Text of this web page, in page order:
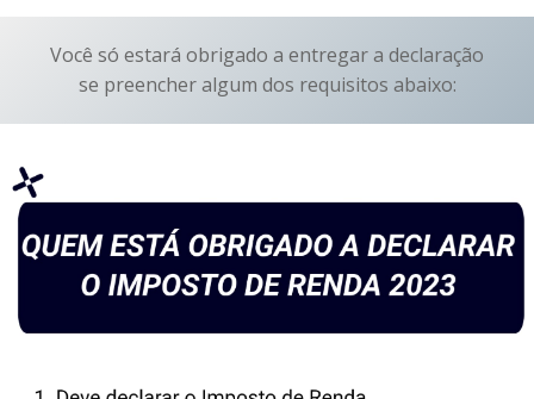
Você só estará obrigado a entregar a declaração
se preencher algum dos requisitos abaixo: